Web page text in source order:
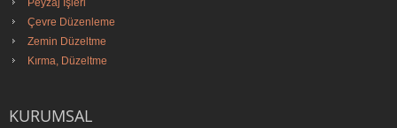
Peyzaj İşleri
Çevre Düzenleme
Zemin Düzeltme
Kırma, Düzeltme
KURUMSAL